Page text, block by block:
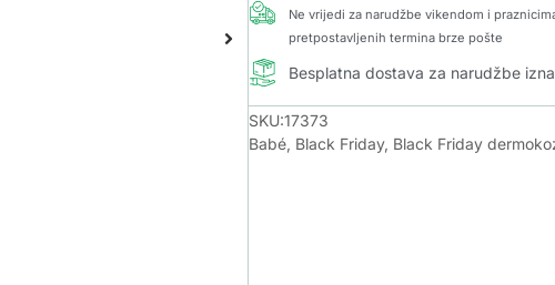
Ne vrijedi za narudžbe vikendom i
pretpostavljenih termina brze pošte
Besplatna dostava za narudžbe
SKU:17373
Babé, Black Friday, Black Friday